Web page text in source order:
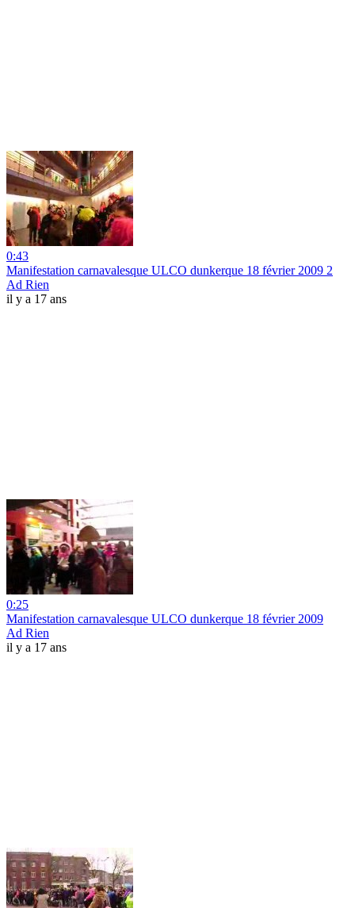
0:43
Manifestation carnavalesque ULCO dunkerque 18 février 2009 2
Ad Rien
il y a 17 ans
0:25
Manifestation carnavalesque ULCO dunkerque 18 février 2009
Ad Rien
il y a 17 ans